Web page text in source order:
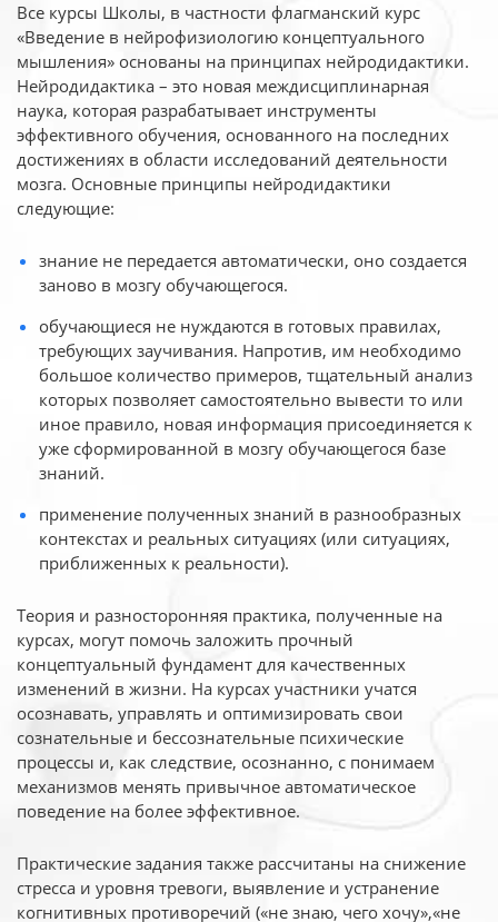
Все курсы Школы, в частности флагманский курс
«Введение в нейрофизиологию концептуального
мышления» основаны на принципах нейродидактики.
Нейродидактика – это новая междисциплинарная
наука, которая разрабатывает инструменты
эффективного обучения, основанного на последних
достижениях в области исследований деятельности
мозга. Основные принципы нейродидактики
следующие:
знание не передается автоматически, оно создается
заново в мозгу обучающегося.
обучающиеся не нуждаются в готовых правилах,
требующих заучивания. Напротив, им необходимо
большое количество примеров, тщательный анализ
которых позволяет самостоятельно вывести то или
иное правило, новая информация присоединяется к
уже сформированной в мозгу обучающегося базе
знаний.
применение полученных знаний в разнообразных
контекстах и реальных ситуациях (или ситуациях,
приближенных к реальности).
Теория и разносторонняя практика, полученные на
курсах, могут помочь заложить прочный
концептуальный фундамент для качественных
изменений в жизни. На курсах участники учатся
осознавать, управлять и оптимизировать свои
сознательные и бессознательные психические
процессы и, как следствие, осознанно, с понимаем
механизмов менять привычное автоматическое
поведение на более эффективное.
Практические задания также рассчитаны на снижение
стресса и уровня тревоги, выявление и устранение
когнитивных противоречий («не знаю, чего хочу»,«не